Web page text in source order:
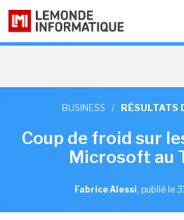
BUSINESS / RÉSULTATS
Coup de froid sur
Microsoft au
Fabrice Alessi, publié le